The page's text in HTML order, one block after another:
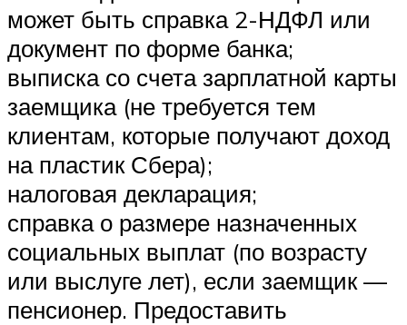
может быть справка 2-НДФЛ или
документ по форме банка;
выписка со счета зарплатной карты
заемщика (не требуется тем
клиентам, которые получают доход
на пластик Сбера);
налоговая декларация;
справка о размере назначенных
социальных выплат (по возрасту
или выслуге лет), если заемщик —
пенсионер. Предоставить